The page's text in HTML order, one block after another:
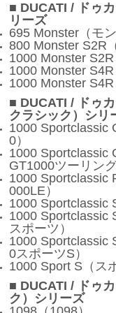
■ DUCATI / ドゥ
リーズ
695 Monster（モ
800 Monster S2R
1000 Monster
1000 Monster S4R
1000 Monster S4R
■ DUCATI / ドゥ
クラシック）シリ
1000 Sportclassic
0）
1000 Sportclassic
GT1000ツーリング
1000 Sportclassic
000LE）
1000 Sportclassic
1000 Sportclassic
スポーツ）
1000 Sportclassic
0スポーツS）
1000 Sport S（ス
■ DUCATI / ドゥ
ク）シリーズ